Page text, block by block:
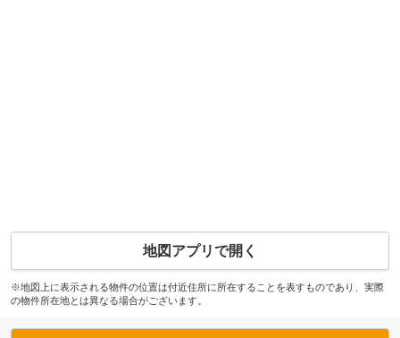
地図アプリで開く
※地図上に表示される物件の位置は付近住所に所在することを表すものであり、実際
の物件所在地とは異なる場合がございます。